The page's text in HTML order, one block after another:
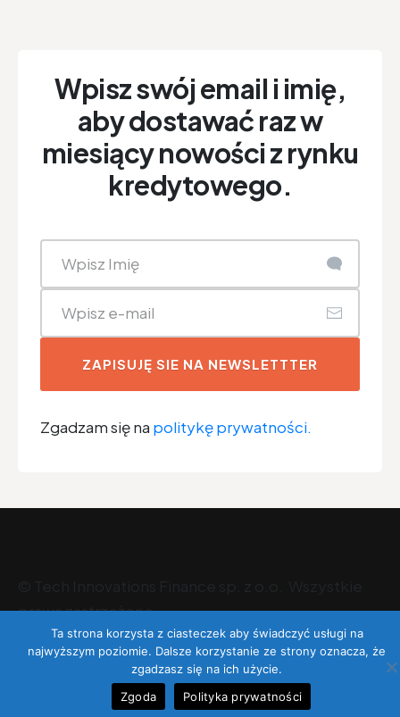
Wpisz swój email i imię,
aby dostawać raz w
miesiący nowości z rynku
kredytowego.
ZAPISUJĘ SIE NA NEWSLETTTER
Zgadzam się na politykę prywatności.
prawa zastrzeżone.
Ta strona korzysta z ciasteczek aby świadczyć usługi na
najwyższym poziomie. Dalsze korzystanie ze strony oznacza, że
zgadzasz się na ich użycie.
Zgoda
Polityka prywatności